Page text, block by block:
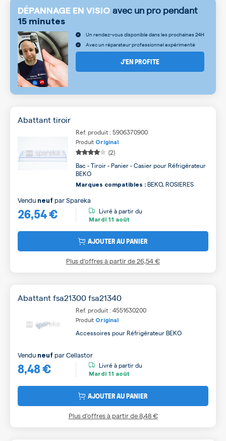
DÉPANNAGE EN VISIO avec un pro pendant
15 minutes
Un rendez-vous disponible dans les prochaines 24H
Avec un réparateur professionnel expérimenté
J’EN PROFITE
Abattant tiroir
Ref. produit : 5906370900
Produit Original
(2)
Bac - Tiroir - Panier - Casier pour Réfrigérateur
BEKO
Marques compatibles : BEKO, ROSIERES
26,54 €
Vendu neuf parSpareka
Livré à partir du
Mardi 11 août
AJOUTER AU PANIER
Plus d’offres à partir de26,54 €
Abattant fsa21300 fsa21340
Ref. produit : 4551630200
Produit Original
Accessoires pour Réfrigérateur BEKO
8,48 €
Vendu neuf parCellastor
Livré à partir du
Mardi 11 août
AJOUTER AU PANIER
Plus d’offres à partir de8,48 €